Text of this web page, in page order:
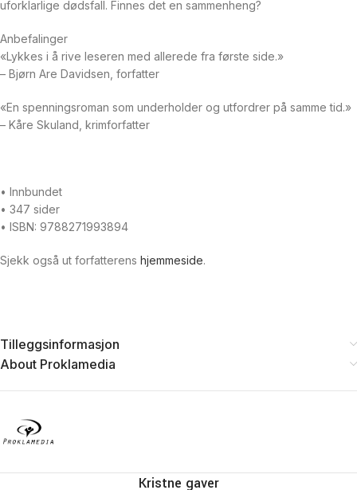
uforklarlige dødsfall. Finnes det en sammenheng?
Anbefalinger
«Lykkes i å rive leseren med allerede fra første side.»
– Bjørn Are Davidsen, forfatter
«En spenningsroman som underholder og utfordrer på samme tid.»
– Kåre Skuland, krimforfatter
• Innbundet
• 347 sider
• ISBN: 9788271993894
Sjekk også ut forfatterens hjemmeside.
Tilleggsinformasjon
About Proklamedia
Kristne gaver